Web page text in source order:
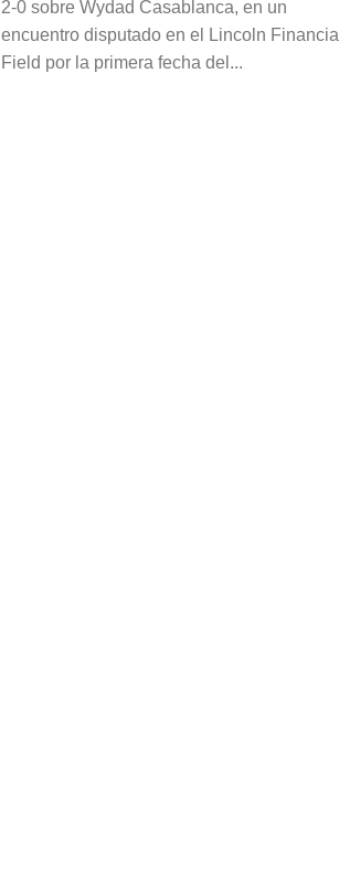
2-0 sobre Wydad Casablanca, en un
encuentro disputado en el Lincoln Financial
Field por la primera fecha del...